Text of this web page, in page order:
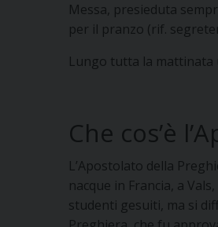
Messa, presieduta
per il pranzo (rif.
Lungo tutta la mattinata
Che cos’è
L’Apostolato della
nacque in Francia, a
studenti gesuiti, ma si